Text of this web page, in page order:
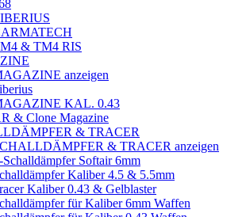
& TM4 RIS
anzeigen
KAL. 0.43
& Clone Magazine
& TRACER
& TRACER anzeigen
Schalldämpfer Softair 6mm
Kaliber 4.5 & 5.5mm
Kaliber 0.43 & Gelblaster
für Kaliber 6mm Waffen